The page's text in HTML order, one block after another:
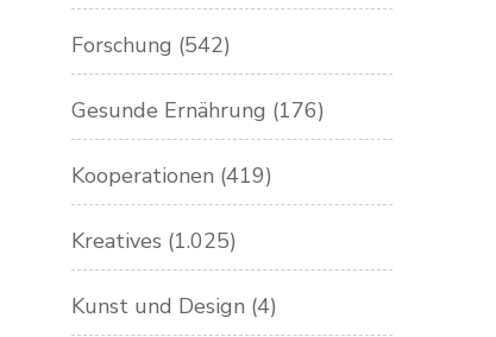
Forschung (542)
Gesunde Ernährung (176)
Kooperationen (419)
Kreatives (1.025)
Kunst und Design (4)